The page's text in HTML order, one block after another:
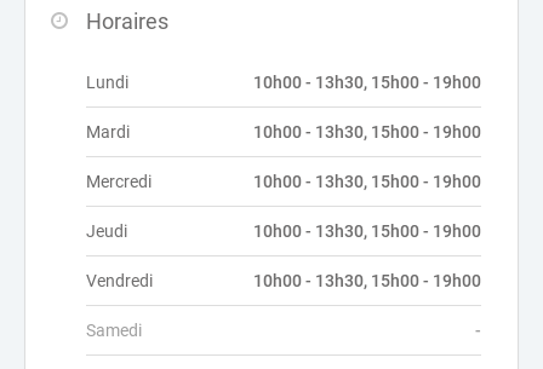
Horaires
Lundi 10h00 - 13h30, 15h00 - 19h00
Mardi 10h00 - 13h30, 15h00 - 19h00
Mercredi 10h00 - 13h30, 15h00 - 19h00
Jeudi 10h00 - 13h30, 15h00 - 19h00
Vendredi 10h00 - 13h30, 15h00 - 19h00
Samedi -